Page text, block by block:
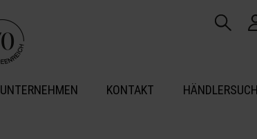
UNTERNEHMEN KONTAKT